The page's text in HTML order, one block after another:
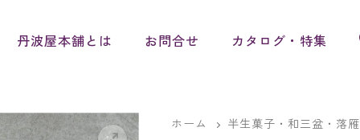
丹波屋本舗とは お問合せ カタログ・特集
ホーム 半生菓子・和三盆・落雁